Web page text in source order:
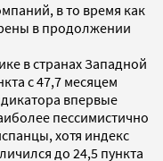
в то время как
в продолжении
в странах Западной
с 47,7 месяцем
впервые
пессимистично
хотя индекс
до 24,5 пункта